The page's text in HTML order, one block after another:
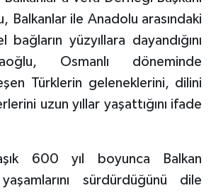
Balkanlar ile Anadolu arasındaki
yüzyıllara dayandığını
Osmanlı döneminde
Türklerin geleneklerini, dilini
uzun yıllar yaşattığını ifade
600 yıl boyunca Balkan
sürdürdüğünü dile